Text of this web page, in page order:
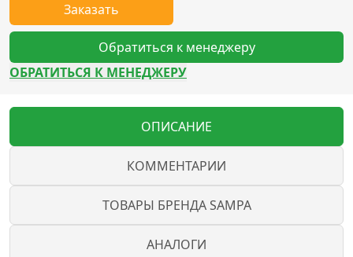
Заказать
Обратиться к менеджеру
ОБРАТИТЬСЯ К МЕНЕДЖЕРУ
ОПИСАНИЕ
КОММЕНТАРИИ
ТОВАРЫ БРЕНДА SAMPA
АНАЛОГИ